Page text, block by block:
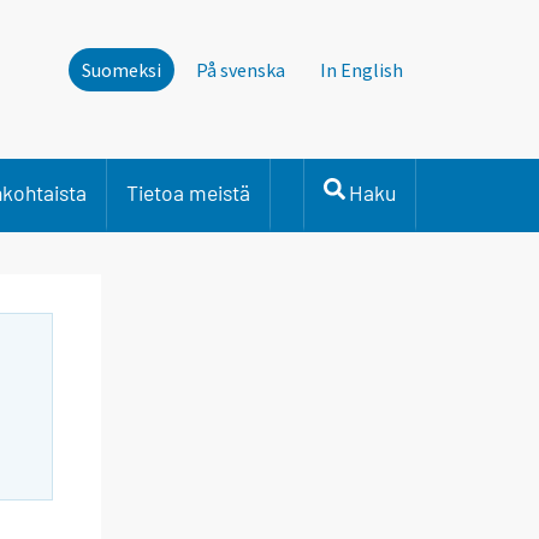
Suomeksi På svenska In English
Tietoa meistä Haku